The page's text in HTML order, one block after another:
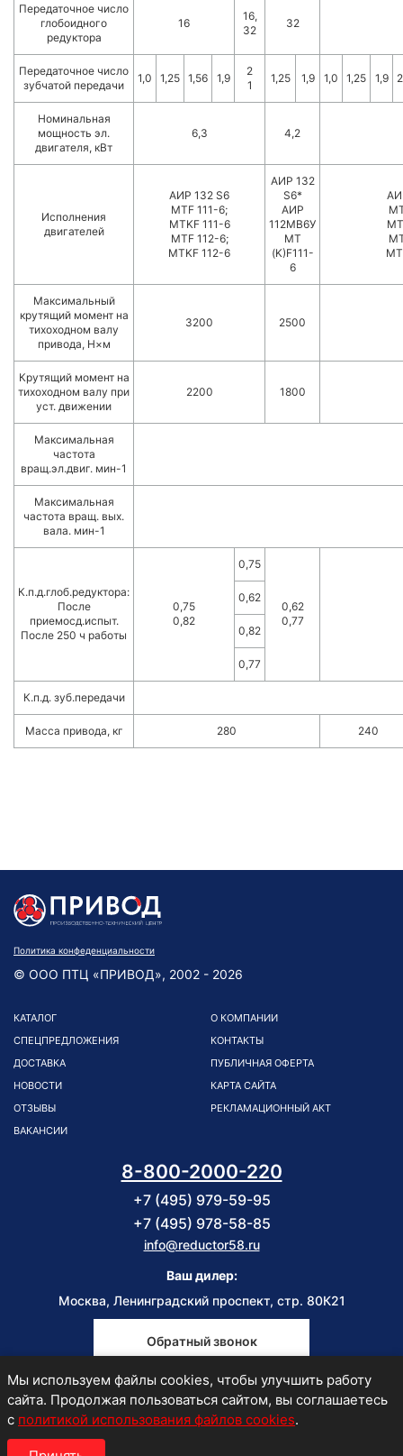
Передаточное число
глобоидного
редуктора
16
16,
32
32
Передаточное число
зубчатой передачи
1,0 1,25 1,56 1,9
2
1
1,25 1,9 1,0 1,25 1,9
Номинальная
мощность эл.
двигателя, кВт
6,3 4,2
Исполнения
двигателей
АИР 132 S6
MTF 111-6;
MTKF 111-6
MTF 112-6;
MTKF 112-6
АИР 132
S6*
АИР
112МВ6У
MT
(K)F111-
6
Максимальный
крутящий момент на
тихоходном валу
привода, Н×м
3200 2500
Крутящий момент на
тихоходном валу при
уст. движении
2200 1800
Максимальная
частота
вращ.эл.двиг. мин-1
Максимальная
частота вращ. вых.
вала. мин-1
К.п.д.глоб.редуктора:
После
приемосд.испыт.
После 250 ч работы
0,75
0,82
0,75
0,62
0,77
0,62
0,82
0,77
К.п.д. зуб.передачи
Масса привода, кг 280 240
Политика конфеденциальности
© ООО ПТЦ «ПРИВОД», 2002 - 2026
КАТАЛОГ
СПЕЦПРЕДЛОЖЕНИЯ
ДОСТАВКА
НОВОСТИ
ОТЗЫВЫ
ВАКАНСИИ
О КОМПАНИИ
КОНТАКТЫ
ПУБЛИЧНАЯ ОФЕРТА
КАРТА САЙТА
РЕКЛАМАЦИОННЫЙ АКТ
8-800-2000-220
+7 (495) 979-59-95
+7 (495) 978-58-85
info@reductor58.ru
Ваш дилер:
Москва, Ленинградский проспект, стр. 80К21
Обратный звонок
Пн-Пт
9:00-18:00
Мы используем файлы cookies, чтобы улучшить работу
сайта. Продолжая пользоваться сайтом, вы соглашаетесь
с политикой использования файлов cookies.